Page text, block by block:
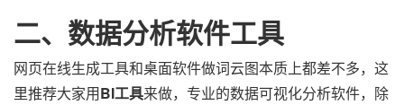
二、数据分析软件工具
网页在线生成工具和桌面软件做词云图本质上都差不多，这
里推荐大家用BI工具来做，专业的数据可视化分析软件，除